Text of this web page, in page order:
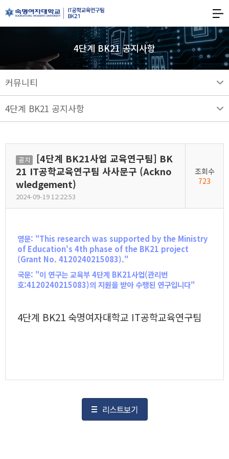
숙명여자대학교
BK21
숙명여자대학교
IT공학교육연구팀
4단계 BK21 공지사항
커뮤니티
4단계 BK21 공지사항
공
지
[4단계 BK21사업 교육연구팀] BK
21 IT공학교육연구팀 사사문구 (Ackno
wledgement)
2024-09-19 12:22:53
조회수
723
영문: "This research was supported by the Ministry
of Education's 4th phase of the BK21 project
(Grant No. 4120240215083)."
국문: "이 연구는 교육부 4단계 BK21사업(관리번
호:4120240215083)의 지원을 받아 수행된 연구입니다"
4단계 BK21 숙명여자대학교 IT공학교육연구팀
리스트보기